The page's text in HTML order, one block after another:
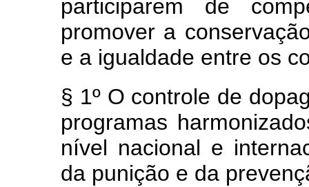
participarem de
promover a
e a igualdade entre os
§ 1º O controle de
programas
nível nacional e
da punição e da